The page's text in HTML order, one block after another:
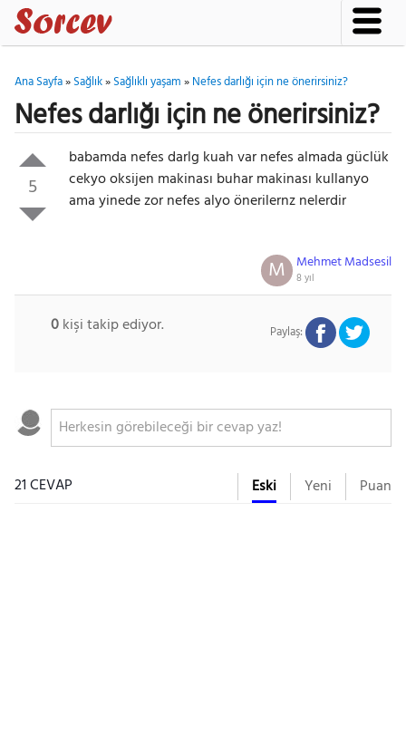
Ana Sayfa»Sağlık»Sağlıklı yaşam»Nefes darlığı için ne önerirsiniz?
Nefes darlığı için ne önerirsiniz?
5
babamda nefes darlg kuah var nefes almada güclük
cekyo oksijen makinası buhar makinası kullanyo
ama yinede zor nefes alyo önerilernz nelerdir
Mehmet Madsesil
8 yıl
M
0kişi takip ediyor. Paylaş:
21 CEVAP Eski Yeni Puan